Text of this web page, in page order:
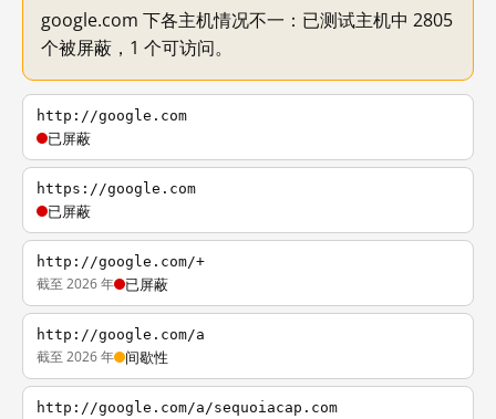
google.com 下各主机情况不一：已测试主机中 2805
个被屏蔽，1 个可访问。
http://google.com
已屏蔽
https://google.com
已屏蔽
http://google.com/+
截至 2026 年 已屏蔽
http://google.com/a
截至 2026 年 间歇性
http://google.com/a/sequoiacap.com